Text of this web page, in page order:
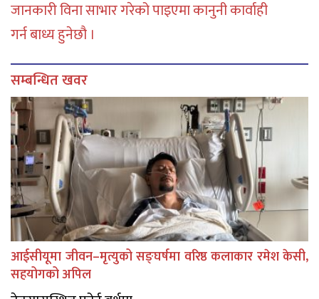
जानकारी विना साभार गरेको पाइएमा कानुनी कार्वाही
गर्न बाध्य हुनेछौ ।
सम्बन्धित खवर
आईसीयूमा जीवन–मृत्युको सङ्घर्षमा वरिष्ठ कलाकार रमेश केसी,
सहयोगको अपिल